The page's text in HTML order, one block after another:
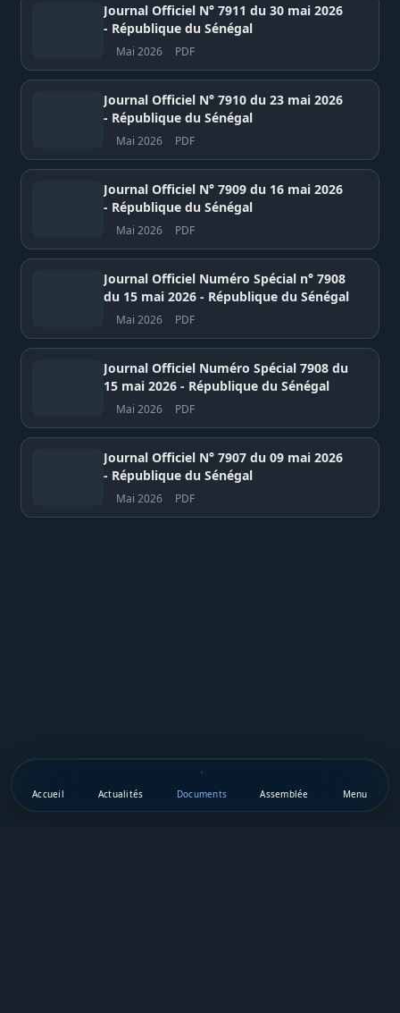
Journal Officiel N° 7911 du 30 mai 2026
- République du Sénégal
Mai 2026 PDF
Journal Officiel N° 7910 du 23 mai 2026
- République du Sénégal
Mai 2026 PDF
Journal Officiel N° 7909 du 16 mai 2026
- République du Sénégal
Mai 2026 PDF
Journal Officiel Numéro Spécial n° 7908
du 15 mai 2026 - République du Sénégal
Mai 2026 PDF
Journal Officiel Numéro Spécial 7908 du
15 mai 2026 - République du Sénégal
Mai 2026 PDF
Journal Officiel N° 7907 du 09 mai 2026
- République du Sénégal
Mai 2026 PDF
Accueil Actualités Documents Assemblée Menu